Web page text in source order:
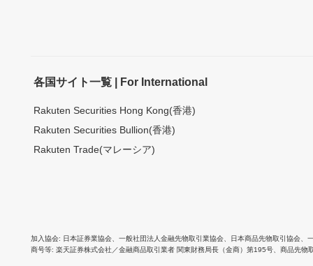
各国サイト一覧 | For International
Rakuten Securities Hong Kong(香港)
Rakuten Securities Bullion(香港)
Rakuten Trade(マレーシア)
加入協会 日本証券業協会 一般社団法人金融先物取引業協会 日本商品先物取引協会
商号等 楽天証券株式会社／金融商品取引業者 関東財務局長（金商）第195号、商品先物